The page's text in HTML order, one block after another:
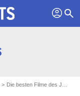
profil search
Die besten Filme des Jahres 2021